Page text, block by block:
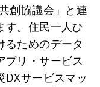
創協議会」と連
す。住民一人ひ
るためのデータ
プリ・サービス
DXサービスマッ